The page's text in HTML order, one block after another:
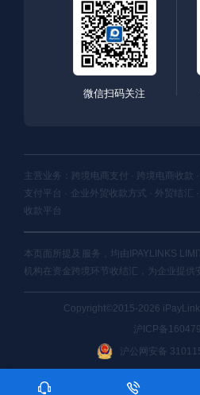
微信扫码关注
主营业务：跨境电商支付 · 跨境电商收款
支付平台 · 企业外贸收款方式 · 外贸结汇
收款平台
本页面所提及服务，均由IPAYLINKS
机构在资金跨境环节收结汇，为企业提供
Copyright©2015-2026
沪ICP备
沪公网安备